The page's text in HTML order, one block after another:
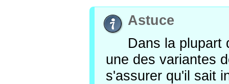
Astuce
Dans la plupart
une des variantes
s'assurer qu'il sait